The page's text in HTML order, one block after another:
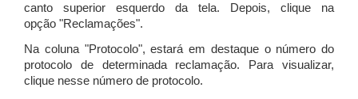
canto superior esquerdo da tela. Depois, clique na
opção "Reclamações".
Na coluna "Protocolo", estará em destaque o número do
protocolo de determinada reclamação. Para visualizar,
clique nesse número de protocolo.